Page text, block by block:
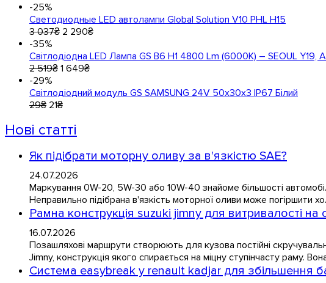
-25%
Светодиодные LED автолампи Global Solution V10 PHL H15
3 037₴ 2 290₴
-35%
Світлодіодна LED Лампа GS B6 H1 4800 Lm (6000K) – SEOUL Y19,
2 519₴ 1 649₴
-29%
Світлодіодний модуль GS SAMSUNG 24V 50x30x3 IP67 Білий
29₴ 21₴
Нові статті
Як підібрати моторну оливу за в'язкістю SAE?
24.07.2026
Маркування 0W-20, 5W-30 або 10W-40 знайоме більшості
Неправильно підібрана в'язкість моторної оливи може погіршити
Рамна конструкція suzuki jimny для витривалості
16.07.2026
Позашляхові маршрути створюють для кузова постійні
Jimny, конструкція якого спирається на міцну ступінчасту раму.
Система easybreak у renault kadjar для збільшення